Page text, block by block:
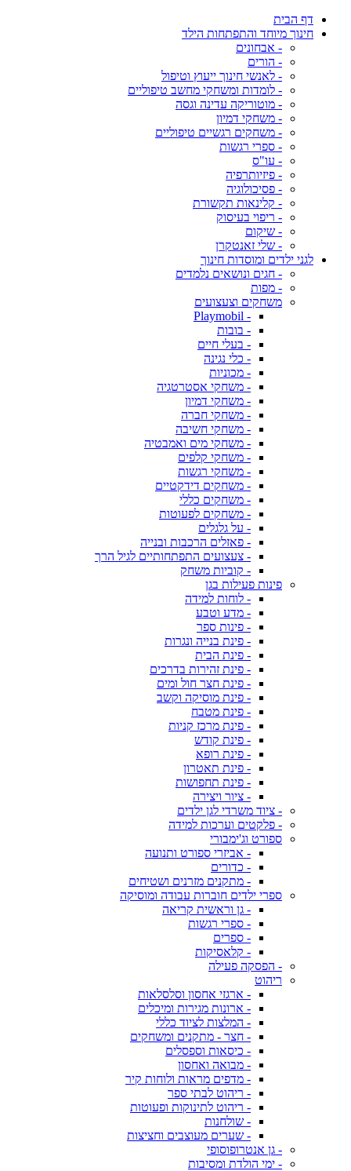
דף הבית
חינוך מיוחד והתפתחות הילד
- אבחונים
- הורים
- לאנשי חינוך ייעוץ וטיפול
- לומדות ומשחקי מחשב טיפוליים
- מוטוריקה עדינה וגסה
- משחקי דמיון
- משחקים רגשיים טיפוליים
- ספרי רגשות
- עו"ס
- פיזיותרפיה
- פסיכולוגיה
- קלינאות תקשורת
- ריפוי בעיסוק
- שיקום
- שלי זאנטקרן
לגני ילדים ומוסדות חינוך
- חגים ונושאים נלמדים
- מפות
משחקים וצעצועים
- Playmobil
- בובות
- בעלי חיים
- כלי נגינה
- מכוניות
- משחקי אסטרטגיה
- משחקי דמיון
- משחקי חברה
- משחקי חשיבה
- משחקי מים ואמבטיה
- משחקי קלפים
- משחקי רגשות
- משחקים דידקטיים
- משחקים כללי
- משחקים לפעוטות
- על גלגלים
- פאזלים הרכבות ובנייה
- צעצועים התפתחותיים לגיל הרך
- קוביות משחק
פינות פעילות בגן
- לוחות למידה
- מדע וטבע
- פינות ספר
- פינת בנייה ונגרות
- פינת הבית
- פינת זהירות בדרכים
- פינת חצר חול ומים
- פינת מוסיקה וקשב
- פינת מטבח
- פינת מרכז קניות
- פינת קודש
- פינת רופא
- פינת תאטרון
- פינת תחפושות
- ציור ויצירה
- ציוד משרדי לגן ילדים
- פלקטים וערכות למידה
ספורט וג'ימבורי
- אביזרי ספורט ותנועה
- כדורים
- מתקנים מזרנים ושטיחים
ספרי ילדים חוברות עבודה ומוסיקה
- גן וראשית קריאה
- ספרי רגשות
- ספרים
- קלאסיקות
- הפסקה פעילה
ריהוט
- ארגזי אחסון וסלסלאות
- ארונות מגירות ומיכלים
- המלצות לציוד כללי
- חצר - מתקנים ומשחקים
- כיסאות וספסלים
- מבואה ואחסון
- מדפים מראות ולוחות קיר
- ריהוט לבתי ספר
- ריהוט לתינוקות ופעוטות
- שולחנות
- שערים מעוצבים וחציצות
- גן אנטרופוסופי
- ימי הולדת ומסיבות